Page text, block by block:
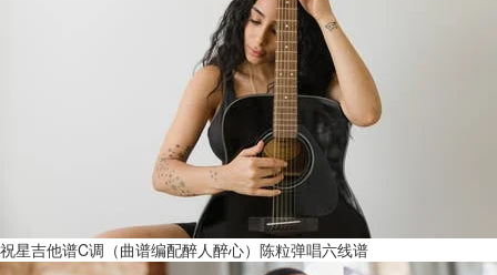
祝星吉他谱C调（曲谱编配醉人醉心）陈粒弹唱六线谱